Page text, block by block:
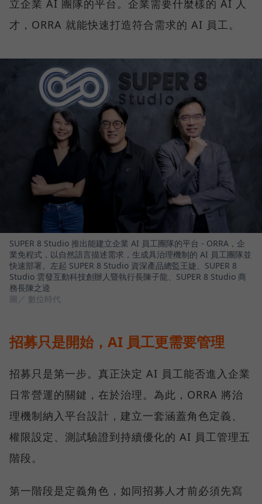
立企業 AI 團隊的平台。企業需要什麼樣的 AI 人
才，ORRA 就能快速打造符合需求的 AI 員工。
SUPER 8 Studio 推出能建立企業 AI 員工團隊的平台 - ORRA，企
業免程式，以自然語言描述需求，生成具治理機制的 AI 員工團隊並
快速部署。左起 SUPER 8 Studio 資深產品總監王婕、SUPER 8
Studio 雲發互動科技創辦人暨執行長陳子龍、SUPER 8 Studio 商
務長陳之逵
圖／ 數位時代
招募只是開始，AI 員工更需要管理
招募只是第一步。真正決定 AI 員工能否進入企業
日常營運的關鍵，在於治理。為此，ORRA 將治
理機制納入平台設計，建立一套涵蓋角色定義、
權限設定、測試驗證到持續優化的 AI 員工管理五
階段。
第一階段是定義角色，如同招募人才前必須先寫